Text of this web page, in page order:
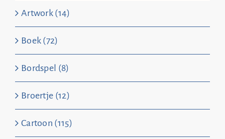
Artwork (14)
Boek (72)
Bordspel (8)
Broertje (12)
Cartoon (115)